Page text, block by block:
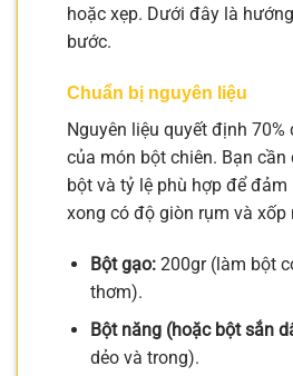
hoặc xẹp. Dưới đây là
bước.
Chuẩn bị nguyên liệu
Nguyên liệu quyết định 70%
của món bột chiên. Bạn
bột và tỷ lệ phù hợp để đảm
xong có độ giòn rụm và xốp
Bột gạo:200gr (làm bột
thơm).
Bột năng (hoặc bột sắn
dẻo và trong).